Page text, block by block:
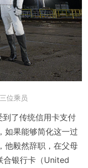
位乘员
了传统信用卡支付
如果能够简化这一过
他毅然辞职，在父母
银行卡（United